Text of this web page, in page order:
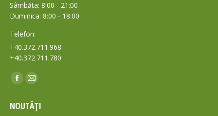
Sâmbăta: 8:00 - 21:00
Duminica: 8:00 - 18:00
Telefon:
+40.372.711.968
+40.372.711.780
Find us on:
Facebook
opens
Mail
opens
NOUTĂȚI